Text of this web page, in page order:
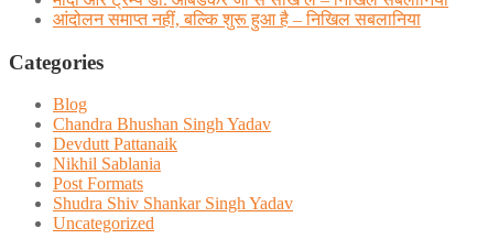
आंदोलन समाप्त नहीं, बल्कि शुरू हुआ है – निखिल सबलानिया
Categories
Blog
Chandra Bhushan Singh Yadav
Devdutt Pattanaik
Nikhil Sablania
Post Formats
Shudra Shiv Shankar Singh Yadav
Uncategorized